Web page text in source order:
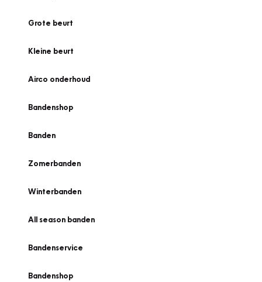
Grote beurt
Kleine beurt
Airco onderhoud
Bandenshop
Banden
Zomerbanden
Winterbanden
All season banden
Bandenservice
Bandenshop